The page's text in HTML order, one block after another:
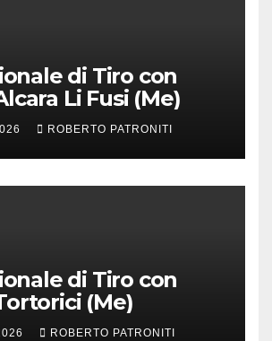
di Tiro con
Li Fusi (Me)
ROBERTO PATRONITI
di Tiro con
(Me)
ROBERTO PATRONITI